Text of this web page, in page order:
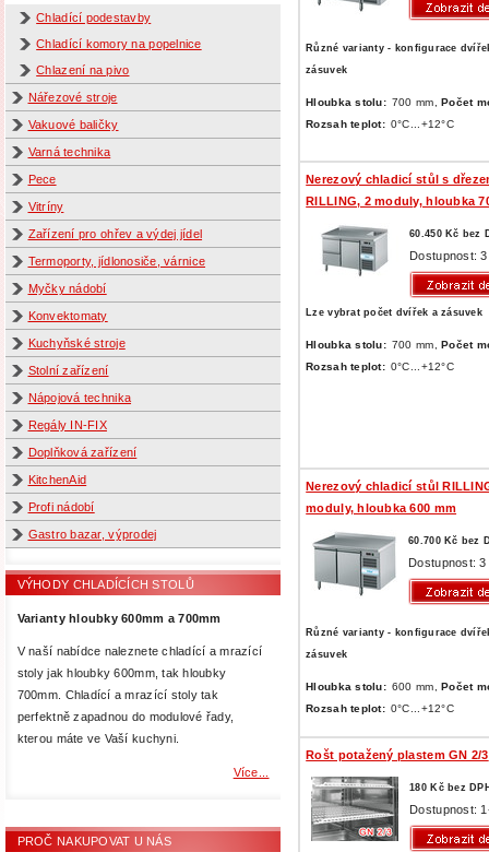
Chladící podestavby
Chladící komory na popelnice
Chlazení na pivo
Nářezové stroje
Vakuové baličky
Varná technika
Pece
Vitríny
Zařízení pro ohřev a výdej jídel
Termoporty, jídlonosiče, várnice
Myčky nádobí
Konvektomaty
Kuchyňské stroje
Stolní zařízení
Nápojová technika
Regály IN-FIX
Doplňková zařízení
KitchenAid
Profi nádobí
Gastro bazar, výprodej
VÝHODY CHLADÍCÍCH STOLŮ
Varianty hloubky 600mm a 700mm
V naší nabídce naleznete chladící a mrazící
stoly jak hloubky 600mm, tak hloubky
700mm. Chladící a mrazící stoly tak
perfektně zapadnou do modulové řady,
kterou máte ve Vaší kuchyni.
Více...
PROČ NAKUPOVAT U NÁS
Různé varianty - konfigurace
zásuvek
Hloubka stolu: 700 mm,Počet
Rozsah teplot: 0°C...+12°C
Nerezový chladicí stůl s
RILLING, 2 moduly, hloubka
60.450 Kč bez
Dostupnost:
Lze vybrat počet dvířek a zásuvek
Hloubka stolu: 700 mm,Počet
Rozsah teplot: 0°C...+12°C
Nerezový chladicí stůl
moduly, hloubka 600 mm
60.700 Kč bez
Dostupnost:
Různé varianty - konfigurace
zásuvek
Hloubka stolu: 600 mm,Počet
Rozsah teplot: 0°C...+12°C
Rošt potažený plastem GN 2/3
180 Kč bez
Dostupnost: